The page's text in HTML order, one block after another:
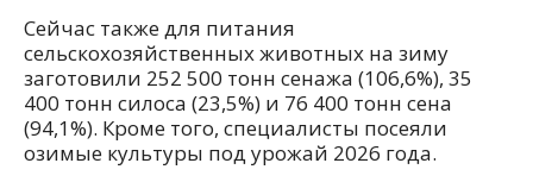
Сейчас также для питания
сельскохозяйственных животных на зиму
заготовили 252 500 тонн сенажа (106,6%), 35
400 тонн силоса (23,5%) и 76 400 тонн сена
(94,1%). Кроме того, специалисты посеяли
озимые культуры под урожай 2026 года.